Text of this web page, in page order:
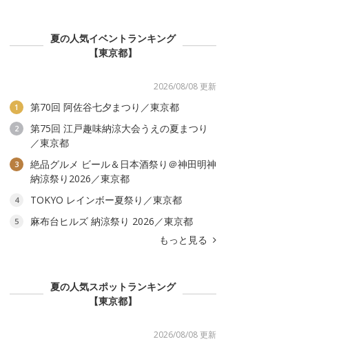
夏の人気イベントランキング
【東京都】
2026/08/08 更新
1 第70回 阿佐谷七夕まつり／東京都
2
第75回 江戸趣味納涼大会うえの夏まつり
／東京都
3
絶品グルメ ビール＆日本酒祭り＠神田明神
納涼祭り2026／東京都
4 TOKYO レインボー夏祭り／東京都
5
麻布台ヒルズ 納涼祭り 2026／東京都
もっと見る
夏の人気スポットランキング
【東京都】
2026/08/08 更新